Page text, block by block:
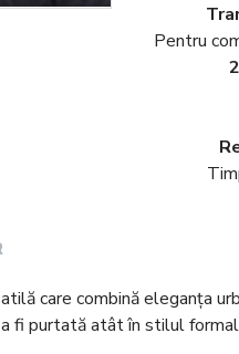
Pentru
care combină eleganța
fi purtată atât în stilul